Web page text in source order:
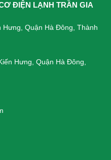
ĐIỆN LẠNH TRẦN GIA
Quận Hà Đông, Thành
Hưng, Quận Hà Đông,